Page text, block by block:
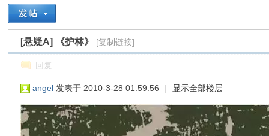
» › › ›
[悬疑A] 《护林》 [复制链接]
回复
angel 发表于 2010-3-28 01:59:56 | 显示全部楼层